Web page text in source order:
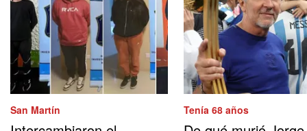
San Martín Tenía 68 años